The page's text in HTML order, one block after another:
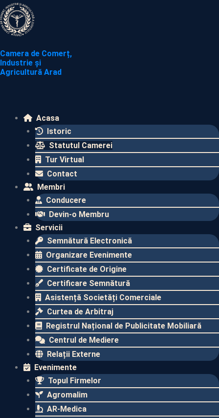
Skip
to
content
Camera de Comerț,
Industrie și
Agricultură Arad
Acasa
Istoric
Statutul Camerei
Tur Virtual
Contact
Membri
Conducere
Devin-o Membru
Servicii
Semnătură Electronică
Organizare Evenimente
Certificate de Origine
Certificare Semnătură
Asistență Societăți Comerciale
Curtea de Arbitraj
Registrul Național de Publicitate Mobiliară
Centrul de Mediere
Relații Externe
Evenimente​
Topul Firmelor​
Agromalim
AR-Medica